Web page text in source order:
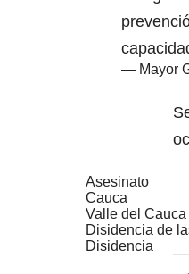
— Mayor
Asesinato
Cauca
Valle del Cauca
Disidencia de
Disidencia